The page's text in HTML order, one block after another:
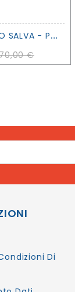
T
APPETO VINILICO SALVA - PAVIMENTO AMMIL GIALLO - TODDLEKIND
€
Di